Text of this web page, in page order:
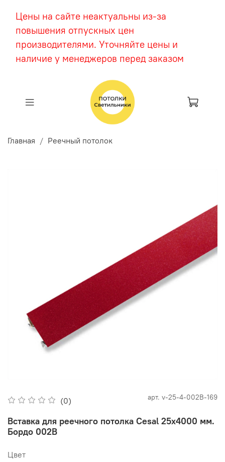
Цены на сайте неактуальны из-за
повышения отпускных цен
производителями. Уточняйте цены и
наличие у менеджеров перед заказом
Главная Реечный потолок
(0) арт. v-25-4-002В-169
Вставка для реечного потолка Cesal 25х4000 мм.
Бордо 002В
Цвет